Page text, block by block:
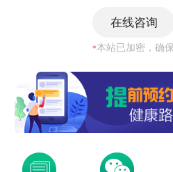
*本站已加密，确